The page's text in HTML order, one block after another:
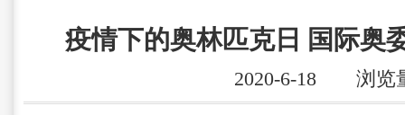
疫情下的奥林匹克日 国际奥
2020-6-18 浏览